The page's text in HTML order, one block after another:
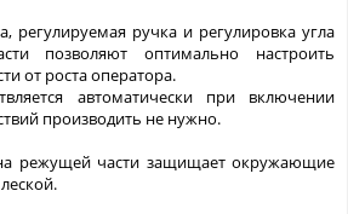
регулируемая ручка и регулировка угла
позволяют оптимально настроить
от роста оператора.
автоматически при включении
производить не нужно.
режущей части защищает окружающие